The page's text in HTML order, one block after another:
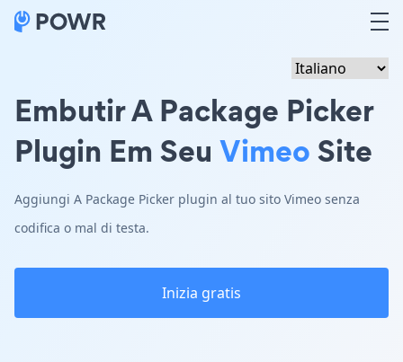
Embutir A Package Picker
Plugin Em Seu VimeoSite
Aggiungi A Package Picker plugin al tuo sito Vimeo senza
codifica o mal di testa.
Inizia gratis